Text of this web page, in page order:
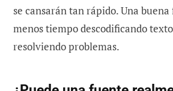
se cansarán tan rápido. Una
menos tiempo descodificando
resolviendo problemas.